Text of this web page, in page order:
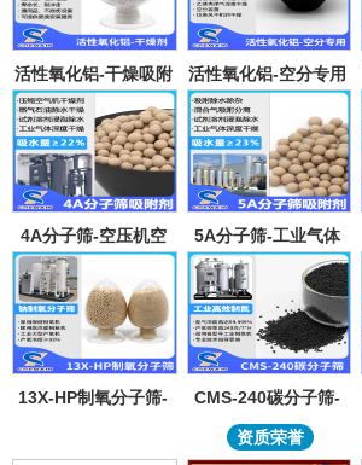
活性氧化铝-干燥吸附
活性氧化铝-空分专用
吸附剂
4A分子筛-空压机空
气气体吸水干燥颗粒-
溶剂试剂深度除水分
子筛吸附球
5A分子筛-工业气体
吸附纯化-溶剂深度除
水-混合气吸附分离
13X-HP制氧分子筛-
筛95氧浓度-制氧钠分
CMS-240碳分子筛-
工业制氮机吸附剂炭
分子筛-99.999%浓度
资质荣誉